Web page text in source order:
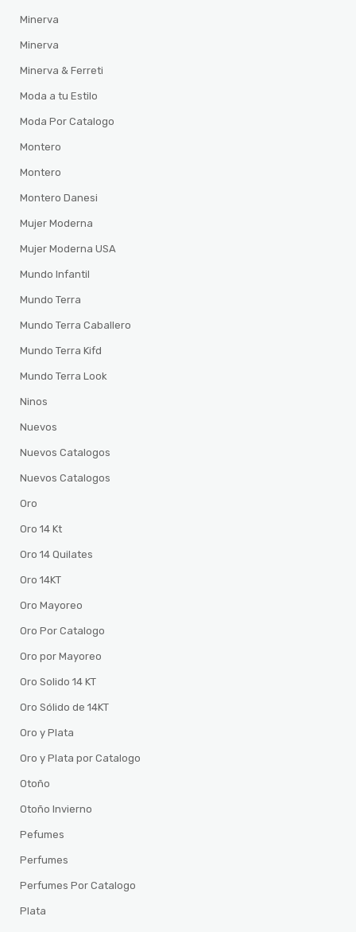
Minerva
Minerva
Minerva & Ferreti
Moda a tu Estilo
Moda Por Catalogo
Montero
Montero
Montero Danesi
Mujer Moderna
Mujer Moderna USA
Mundo Infantil
Mundo Terra
Mundo Terra Caballero
Mundo Terra Kifd
Mundo Terra Look
Ninos
Nuevos
Nuevos Catalogos
Nuevos Catalogos
Oro
Oro 14 Kt
Oro 14 Quilates
Oro 14KT
Oro Mayoreo
Oro Por Catalogo
Oro por Mayoreo
Oro Solido 14 KT
Oro Sólido de 14KT
Oro y Plata
Oro y Plata por Catalogo
Otoño
Otoño Invierno
Pefumes
Perfumes
Perfumes Por Catalogo
Plata